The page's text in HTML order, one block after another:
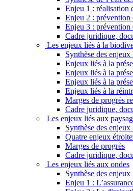
Enjeu 1 : réalisation
Enjeu 2 : prévention
Enjeu 3 :
Cadre juridique,
Les enjeux liés à la
Synthèse des
Enjeux liés à la
Enjeux liés à la
Enjeux liés à la
Enjeux liés à la
Marges de progrès
Cadre juridique,
Les enjeux liés aux
Synthèse des
Quatre enjeux
Marges de progrès
Cadre juridique,
Les enjeux liés aux ondes
Synthèse des
Enjeu 1 :